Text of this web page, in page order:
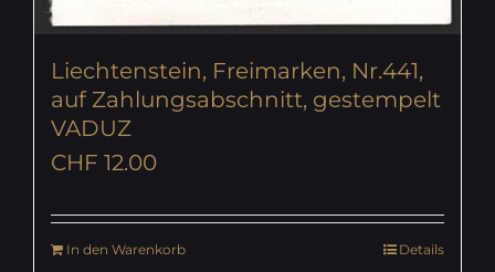
Liechtenstein, Freimarken, Nr.441,
auf Zahlungsabschnitt, gestempelt
VADUZ
CHF 12.00
In den Warenkorb
Details